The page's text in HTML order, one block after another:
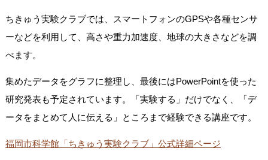
ちきゅう実験クラブでは、スマートフォンのGPSや各種センサ
ーなどを利用して、高さや重力加速度、地球の大きさなどを調
べます。
集めたデータをグラフに整理し、最後にはPowerPointを使った
研究発表も予定されています。「実験する」だけでなく、「デ
ータをまとめて人に伝える」ところまで経験できる講座です。
福岡市科学館「ちきゅう実験クラブ」公式詳細ページ